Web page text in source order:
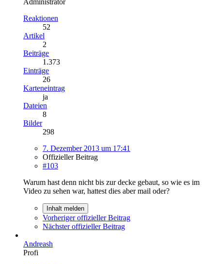
Reaktionen
52
Artikel
2
Beiträge
1.373
Einträge
26
Karteneintrag
ja
Dateien
8
Bilder
298
7. Dezember 2013 um 17:41
Offizieller Beitrag
#103
Warum hast denn nicht bis zur decke gebaut, so wie es im
Video zu sehen war, hattest dies aber mail oder?
Inhalt melden
Vorheriger offizieller Beitrag
Nächster offizieller Beitrag
Andreash
Profi